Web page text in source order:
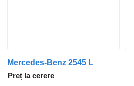
Mercedes-Benz 2545 L
Preț la cerere